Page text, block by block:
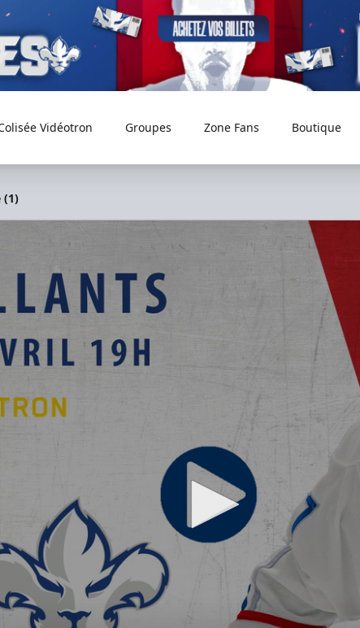
Vidéotron Groupes Zone Fans Boutique
(1)